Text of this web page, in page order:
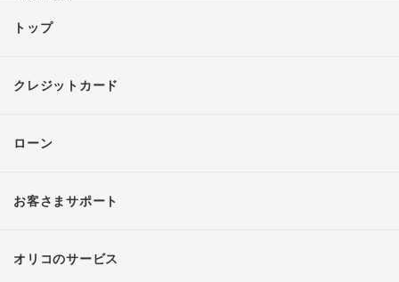
トップ
クレジットカード
ローン
お客さまサポート
オリコのサービス